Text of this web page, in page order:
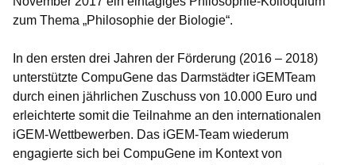
zum Thema „Philosophie der Biologie“.
In den ersten drei Jahren der Förderung (2016 – 2018)
unterstützte CompuGene das Darmstädter iGEMTeam
durch einen jährlichen Zuschuss von 10.000 Euro und
erleichterte somit die Teilnahme an den internationalen
iGEM-Wettbewerben. Das iGEM-Team wiederum
engagierte sich bei CompuGene im Kontext von